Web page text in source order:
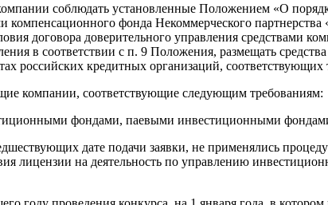
соблюдать установленные Положением «О
компенсационного фонда Некоммерческого
договора доверительного управления средствами
в соответствии с п. 9 Положения, размещать
российских кредитных организаций,
компании, соответствующие следующим требованиям:
фондами, паевыми инвестиционными
дате подачи заявки, не применялись
лицензии на деятельность по управлению